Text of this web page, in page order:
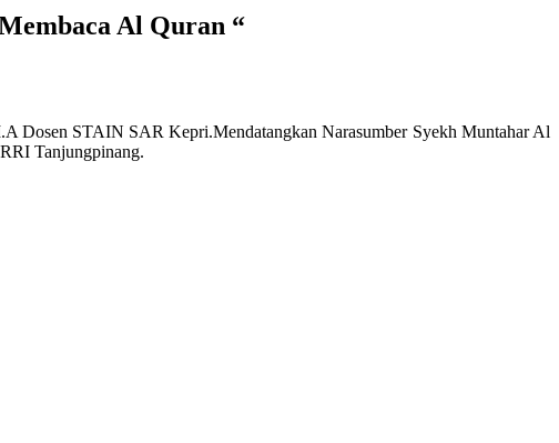
Al Quran “
Dosen STAIN SAR Kepri.Mendatangkan Narasumber Syekh Muntahar Al
Tanjungpinang.